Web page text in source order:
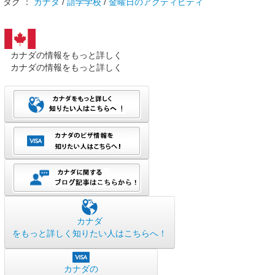
カナダの情報をもっと詳しく
カナダの情報をもっと詳しく
カナダ
をもっと詳しく知りたい人はこちらへ！
カナダの